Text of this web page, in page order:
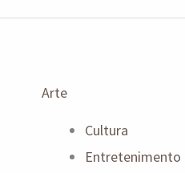
Arte
Cultura
Entretenimento